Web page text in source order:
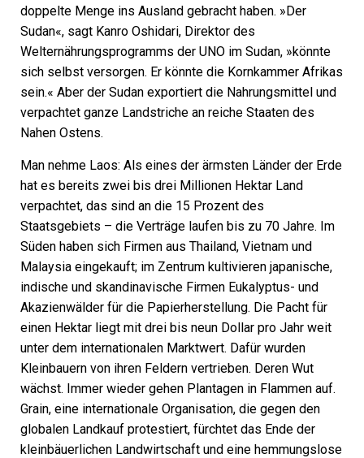
doppelte Menge ins Ausland gebracht haben. »Der
Sudan«, sagt Kanro ­Oshidari, Direktor des
Welternährungsprogramms der UNO im Sudan, »könnte
sich selbst versorgen. Er könnte die Kornkammer Afrikas
sein.« Aber der Sudan exportiert die Nahrungsmittel und
verpachtet ganze Landstriche an reiche Staaten des
Nahen Ostens.
Man nehme Laos: Als eines der ärmsten Länder der Erde
hat es bereits zwei bis drei Millionen Hektar Land
verpachtet, das sind an die 15 Prozent des
Staatsgebiets – die Verträge laufen bis zu 70 Jahre. Im
Süden haben sich Firmen aus Thailand, Vietnam und
Malaysia eingekauft; im Zentrum kultivieren japanische,
indische und skandinavische Firmen Eukalyptus- und
Akazienwälder für die ­Papierherstellung. Die Pacht für
einen Hektar liegt mit drei bis neun Dollar pro Jahr weit
unter dem internationalen Marktwert. Dafür wurden
Kleinbauern von ihren Feldern vertrieben. Deren Wut
wächst. Immer wieder gehen Plantagen in Flammen auf.
Grain, eine internationale Organisation, die gegen den
globalen Landkauf protestiert, fürchtet das Ende der
kleinbäuerlichen Landwirtschaft und eine hemmungslose